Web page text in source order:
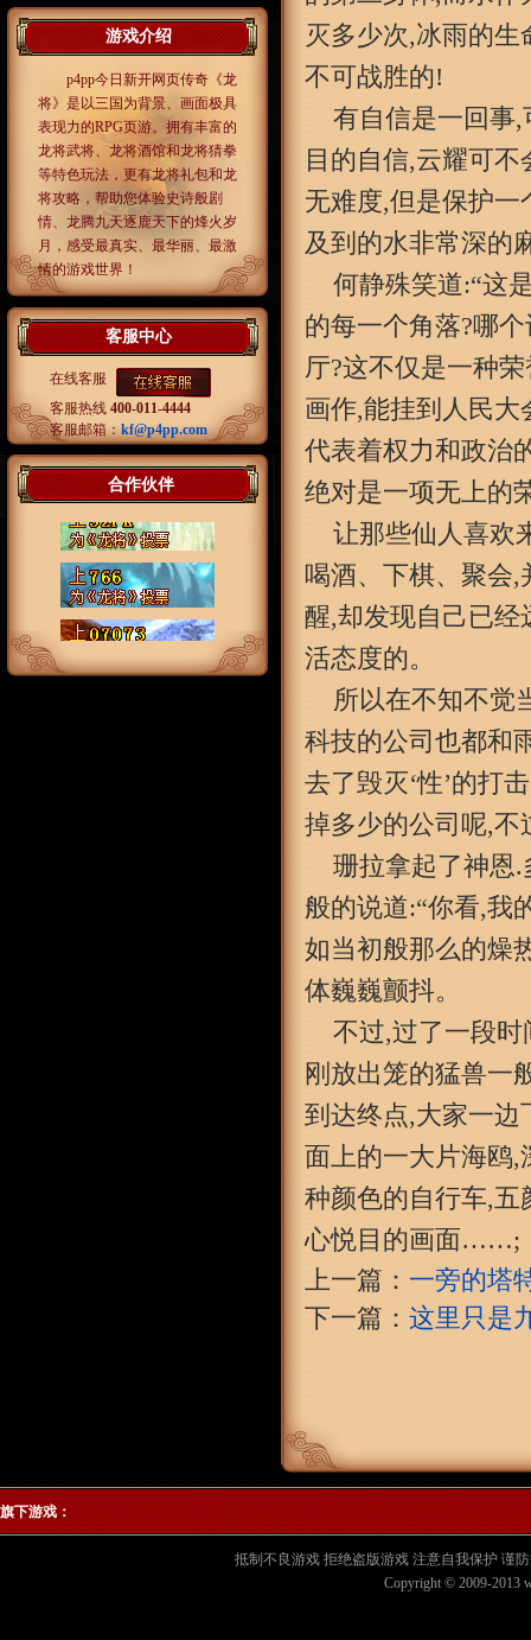
游戏介绍
p4pp今日新开网页传奇《龙
将》是以三国为背景、画面极具
表现力的RPG页游。拥有丰富的
龙将武将、龙将酒馆和龙将猜拳
等特色玩法，更有龙将礼包和龙
将攻略，帮助您体验史诗般剧
情、龙腾九天逐鹿天下的烽火岁
月，感受最真实、最华丽、最激
情的游戏世界！
客服中心
在线客服
客服热线 400-011-4444
客服邮箱：kf@p4pp.com
合作伙伴
灭多少次,冰雨的
不可战胜的!
有自信是一回事
目的自信,云耀可
无难度,但是保护
及到的水非常深的
何静殊笑道:“这
的每一个角落?哪
厅?这不仅是一种
画作,能挂到人民
代表着权力和政治
绝对是一项无上的
让那些仙人喜欢
喝酒、下棋、聚会
醒,却发现自己已经
活态度的。
所以在不知不觉
科技的公司也都和
去了毁灭‘性’的打
掉多少的公司呢,不
珊拉拿起了神恩
般的说道:“你看,我
如当初般那么的燥
体巍巍颤抖。
不过,过了一段
刚放出笼的猛兽一
到达终点,大家一
面上的一大片海鸥
种颜色的自行车,五
心悦目的画面……;
上一篇： 一旁的塔
下一篇： 这里只是
旗下游戏：
抵制不良游戏 拒绝盗版游戏 注意自我保护 谨
Copyright © 2009-2013